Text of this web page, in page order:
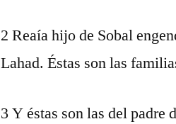
2 Reaía hijo de Sobal
Lahad. Éstas son las
3 Y éstas son las del padre